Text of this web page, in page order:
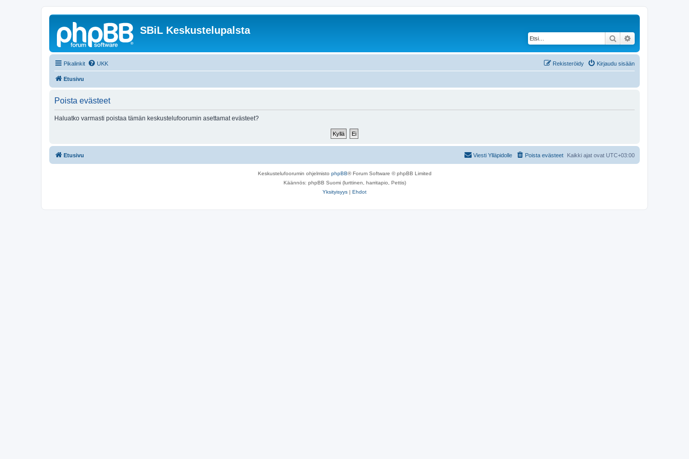
SBiL Keskustelupalsta
Etsi
Pikalinkit UKK Kirjaudu sisään
Rekisteröidy
Etusivu
Poista evästeet
Haluatko varmasti poistaa tämän keskustelufoorumin asettamat evästeet?
Etusivu Kaikki ajat ovat UTC+03:00
Poista evästeet
Viesti Ylläpidolle
Keskustelufoorumin ohjelmisto phpBB® Forum Software © phpBB Limited
Käännös: phpBB Suomi (lurttinen, harritapio, Pettis)
Yksityisyys | Ehdot